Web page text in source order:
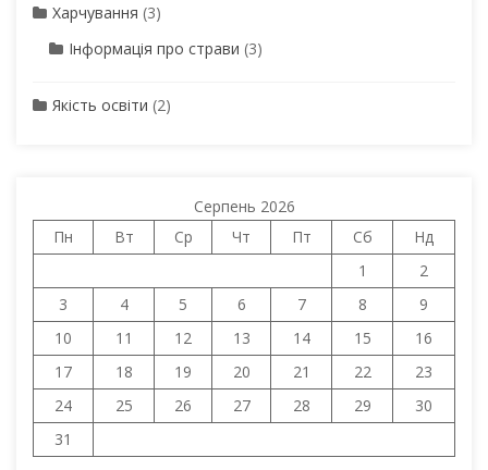
Харчування (3)
Інформація про страви (3)
Якість освіти (2)
Серпень 2026
Пн
Вт Ср Чт Пт Сб
Нд
1
2
3
4 5 6 7 8
9
10
11 12 13 14 15
16
17
18 19 20 21 22
23
24
25 26 27 28 29
30
31